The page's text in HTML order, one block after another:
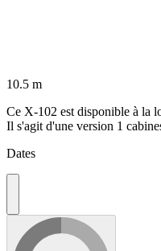
10.5 m
Ce X-102 est disponible à la
Il s'agit d'une version 1
Dates